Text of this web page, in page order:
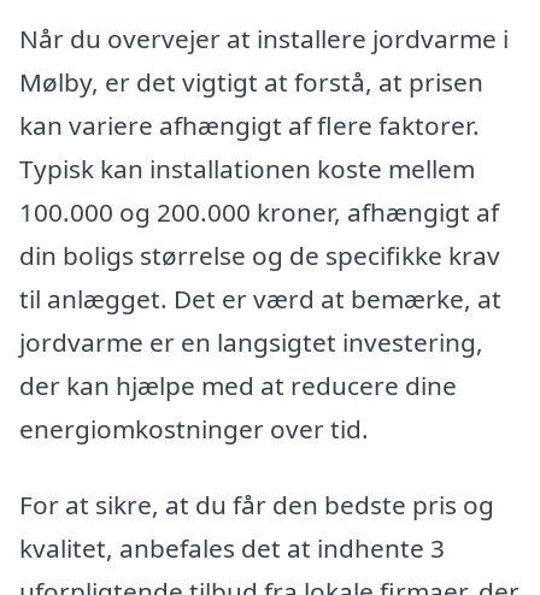
Når du overvejer at installere jordvarme i
Mølby, er det vigtigt at forstå, at prisen
kan variere afhængigt af flere faktorer.
Typisk kan installationen koste mellem
100.000 og 200.000 kroner, afhængigt af
din boligs størrelse og de specifikke krav
til anlægget. Det er værd at bemærke, at
jordvarme er en langsigtet investering,
der kan hjælpe med at reducere dine
energiomkostninger over tid.
For at sikre, at du får den bedste pris og
kvalitet, anbefales det at indhente 3